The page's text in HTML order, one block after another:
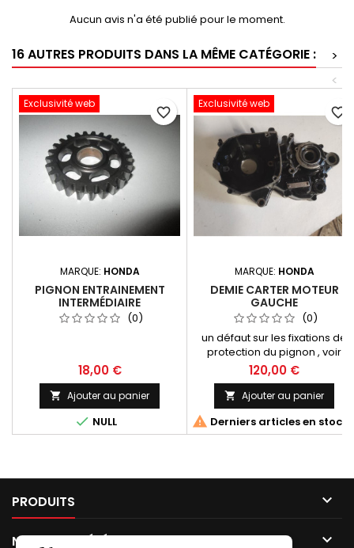
Aucun avis n'a été publié pour le moment.
16 AUTRES PRODUITS DANS LA MÊME CATÉGORIE :
>
<
Exclusivité web
MARQUE: HONDA
PIGNON ENTRAINEMENT
INTERMÉDIAIRE
(0)
18,00 €
 Ajouter au panier
 NULL
favorite_border
Exclusivité web
MARQUE: HONDA
DEMIE CARTER MOTEUR
GAUCHE
(0)
un défaut sur les fixations de
protection du pignon , voir
photo
120,00 €
 Ajouter au panier
 Derniers articles en stock
favorite_border
PRODUITS 
NOTRE SOCIÉTÉ 